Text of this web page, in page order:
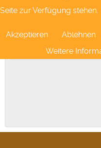
01 Okt.
Putsch
Seite zur Verfügung stehen.
Akzeptieren
Ablehnen
Weitere